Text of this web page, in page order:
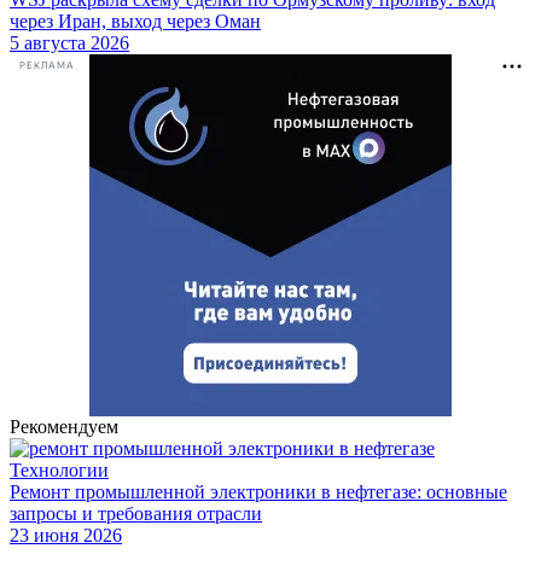
через Иран, выход через Оман
5 августа 2026
РЕКЛАМА
Рекомендуем
Технологии
Ремонт промышленной электроники в нефтегазе: основные
запросы и требования отрасли
23 июня 2026